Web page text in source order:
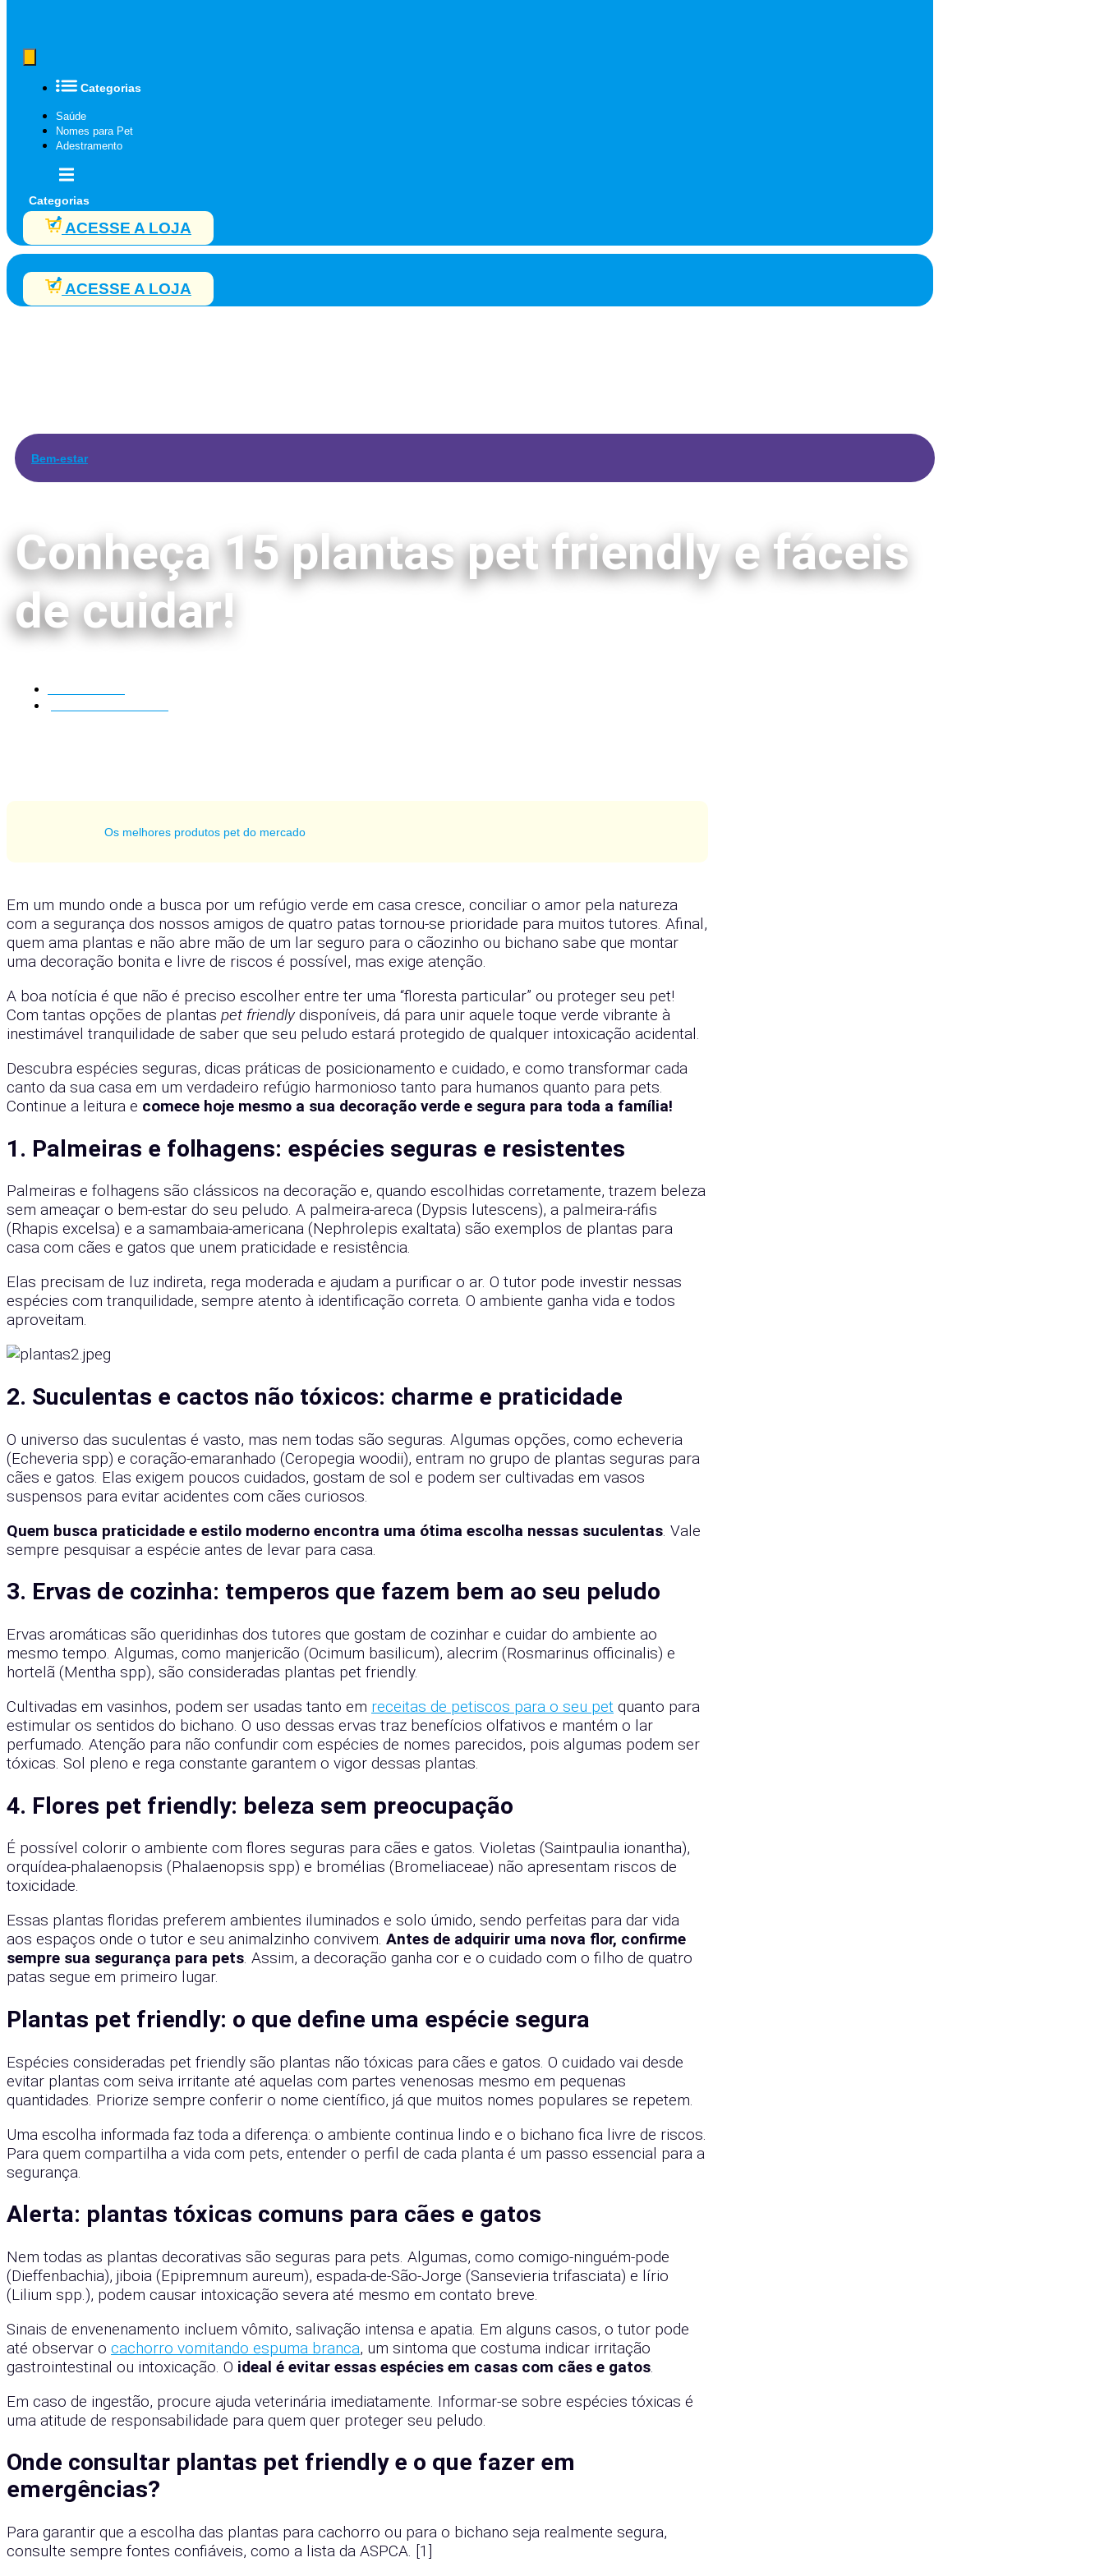
Categorias
Saúde
Nomes para Pet
Adestramento
Categorias
ACESSE A LOJA
ACESSE A LOJA
Bem-estar
Conheça 15 plantas pet friendly e fáceis
de cuidar!
Os melhores produtos pet do mercado
Em um mundo onde a busca por um refúgio verde em casa cresce, conciliar o amor pela natureza
com a segurança dos nossos amigos de quatro patas tornou-se prioridade para muitos tutores. Afinal,
quem ama plantas e não abre mão de um lar seguro para o cãozinho ou bichano sabe que montar
uma decoração bonita e livre de riscos é possível, mas exige atenção.
A boa notícia é que não é preciso escolher entre ter uma “floresta particular” ou proteger seu pet!
Com tantas opções de plantas pet friendly disponíveis, dá para unir aquele toque verde vibrante à
inestimável tranquilidade de saber que seu peludo estará protegido de qualquer intoxicação acidental.
Descubra espécies seguras, dicas práticas de posicionamento e cuidado, e como transformar cada
canto da sua casa em um verdadeiro refúgio harmonioso tanto para humanos quanto para pets.
Continue a leitura e comece hoje mesmo a sua decoração verde e segura para toda a família!
1. Palmeiras e folhagens: espécies seguras e resistentes
Palmeiras e folhagens são clássicos na decoração e, quando escolhidas corretamente, trazem beleza
sem ameaçar o bem-estar do seu peludo. A palmeira-areca (Dypsis lutescens), a palmeira-ráfis
(Rhapis excelsa) e a samambaia-americana (Nephrolepis exaltata) são exemplos de plantas para
casa com cães e gatos que unem praticidade e resistência.
Elas precisam de luz indireta, rega moderada e ajudam a purificar o ar. O tutor pode investir nessas
espécies com tranquilidade, sempre atento à identificação correta. O ambiente ganha vida e todos
aproveitam.
2. Suculentas e cactos não tóxicos: charme e praticidade
O universo das suculentas é vasto, mas nem todas são seguras. Algumas opções, como echeveria
(Echeveria spp) e coração-emaranhado (Ceropegia woodii), entram no grupo de plantas seguras para
cães e gatos. Elas exigem poucos cuidados, gostam de sol e podem ser cultivadas em vasos
suspensos para evitar acidentes com cães curiosos.
Quem busca praticidade e estilo moderno encontra uma ótima escolha nessas suculentas. Vale
sempre pesquisar a espécie antes de levar para casa.
3. Ervas de cozinha: temperos que fazem bem ao seu peludo
Ervas aromáticas são queridinhas dos tutores que gostam de cozinhar e cuidar do ambiente ao
mesmo tempo. Algumas, como manjericão (Ocimum basilicum), alecrim (Rosmarinus officinalis) e
hortelã (Mentha spp), são consideradas plantas pet friendly.
Cultivadas em vasinhos, podem ser usadas tanto em receitas de petiscos para o seu pet quanto para
estimular os sentidos do bichano. O uso dessas ervas traz benefícios olfativos e mantém o lar
perfumado. Atenção para não confundir com espécies de nomes parecidos, pois algumas podem ser
tóxicas. Sol pleno e rega constante garantem o vigor dessas plantas.
4. Flores pet friendly: beleza sem preocupação
É possível colorir o ambiente com flores seguras para cães e gatos. Violetas (Saintpaulia ionantha),
orquídea-phalaenopsis (Phalaenopsis spp) e bromélias (Bromeliaceae) não apresentam riscos de
toxicidade.
Essas plantas floridas preferem ambientes iluminados e solo úmido, sendo perfeitas para dar vida
aos espaços onde o tutor e seu animalzinho convivem. Antes de adquirir uma nova flor, confirme
sempre sua segurança para pets. Assim, a decoração ganha cor e o cuidado com o filho de quatro
patas segue em primeiro lugar.
Plantas pet friendly: o que define uma espécie segura
Espécies consideradas pet friendly são plantas não tóxicas para cães e gatos. O cuidado vai desde
evitar plantas com seiva irritante até aquelas com partes venenosas mesmo em pequenas
quantidades. Priorize sempre conferir o nome científico, já que muitos nomes populares se repetem.
Uma escolha informada faz toda a diferença: o ambiente continua lindo e o bichano fica livre de riscos.
Para quem compartilha a vida com pets, entender o perfil de cada planta é um passo essencial para a
segurança.
Alerta: plantas tóxicas comuns para cães e gatos
Nem todas as plantas decorativas são seguras para pets. Algumas, como comigo-ninguém-pode
(Dieffenbachia), jiboia (Epipremnum aureum), espada-de-São-Jorge (Sansevieria trifasciata) e lírio
(Lilium spp.), podem causar intoxicação severa até mesmo em contato breve.
Sinais de envenenamento incluem vômito, salivação intensa e apatia. Em alguns casos, o tutor pode
até observar o cachorro vomitando espuma branca, um sintoma que costuma indicar irritação
gastrointestinal ou intoxicação. O ideal é evitar essas espécies em casas com cães e gatos.
Em caso de ingestão, procure ajuda veterinária imediatamente. Informar-se sobre espécies tóxicas é
uma atitude de responsabilidade para quem quer proteger seu peludo.
Onde consultar plantas pet friendly e o que fazer em
emergências?
Para garantir que a escolha das plantas para cachorro ou para o bichano seja realmente segura,
consulte sempre fontes confiáveis, como a lista da ASPCA. [1]